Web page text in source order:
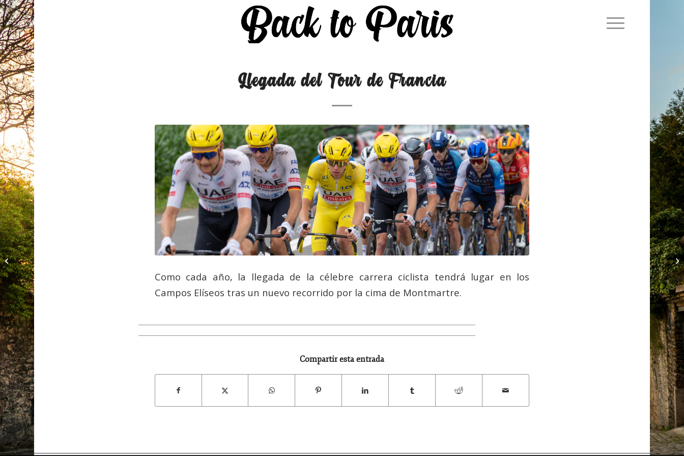
Llegada del Tour de Francia
Como cada año, la llegada de la célebre carrera ciclista tendrá lugar en los
Campos Elíseos tras un nuevo recorrido por la cima de Montmartre.
Compartir esta entrada
Días festivos en
Francia